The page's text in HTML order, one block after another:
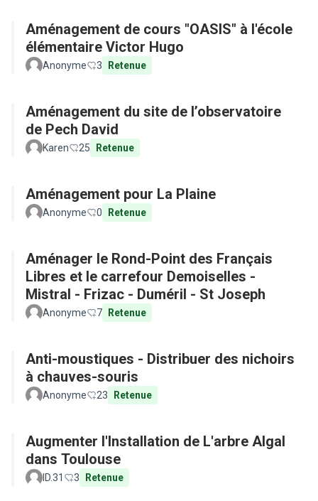
Aménagement de cours "OASIS" à l'école
élémentaire Victor Hugo
Anonyme 3 Retenue
Aménagement du site de l’observatoire
de Pech David
Karen 25 Retenue
Aménagement pour La Plaine
Anonyme 0 Retenue
Aménager le Rond-Point des Français
Libres et le carrefour Demoiselles -
Mistral - Frizac - Duméril - St Joseph
Anonyme 7 Retenue
Anti-moustiques - Distribuer des nichoirs
à chauves-souris
Anonyme 23 Retenue
Augmenter l'Installation de L'arbre Algal
dans Toulouse
ID.31 3 Retenue